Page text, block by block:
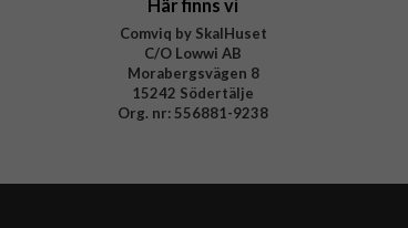
Här finns vi
Comviq by SkalHuset
C/O Lowwi AB
Morabergsvägen 8
15242 Södertälje
Org. nr: 556881-9238